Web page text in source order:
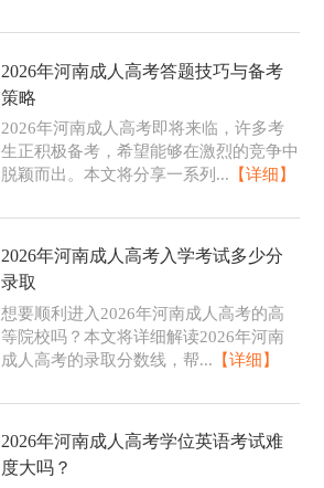
2026年河南成人高考答题技巧与备考
策略
2026年河南成人高考即将来临，许多考
生正积极备考，希望能够在激烈的竞争中
脱颖而出。本文将分享一系列... 【详细】
2026年河南成人高考入学考试多少分
录取
想要顺利进入2026年河南成人高考的高
等院校吗？本文将详细解读2026年河南
成人高考的录取分数线，帮... 【详细】
2026年河南成人高考学位英语考试难
度大吗？